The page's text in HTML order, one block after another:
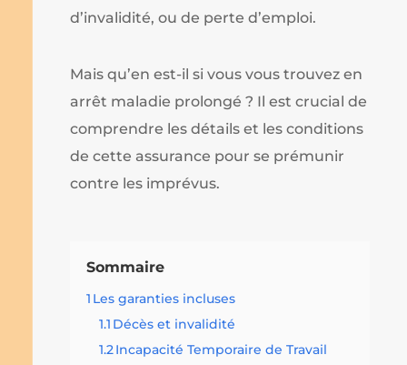
d’invalidité, ou de perte d’emploi.
Mais qu’en est-il si vous vous trouvez en
arrêt maladie prolongé ? Il est crucial de
comprendre les détails et les conditions
de cette assurance pour se prémunir
contre les imprévus.
Sommaire
1 Les garanties incluses
1.1 Décès et invalidité
1.2Incapacité Temporaire de Travail